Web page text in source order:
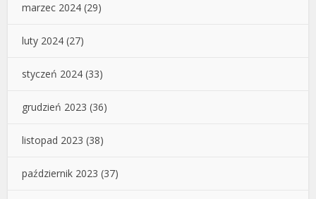
marzec 2024 (29)
luty 2024 (27)
styczeń 2024 (33)
grudzień 2023 (36)
listopad 2023 (38)
październik 2023 (37)